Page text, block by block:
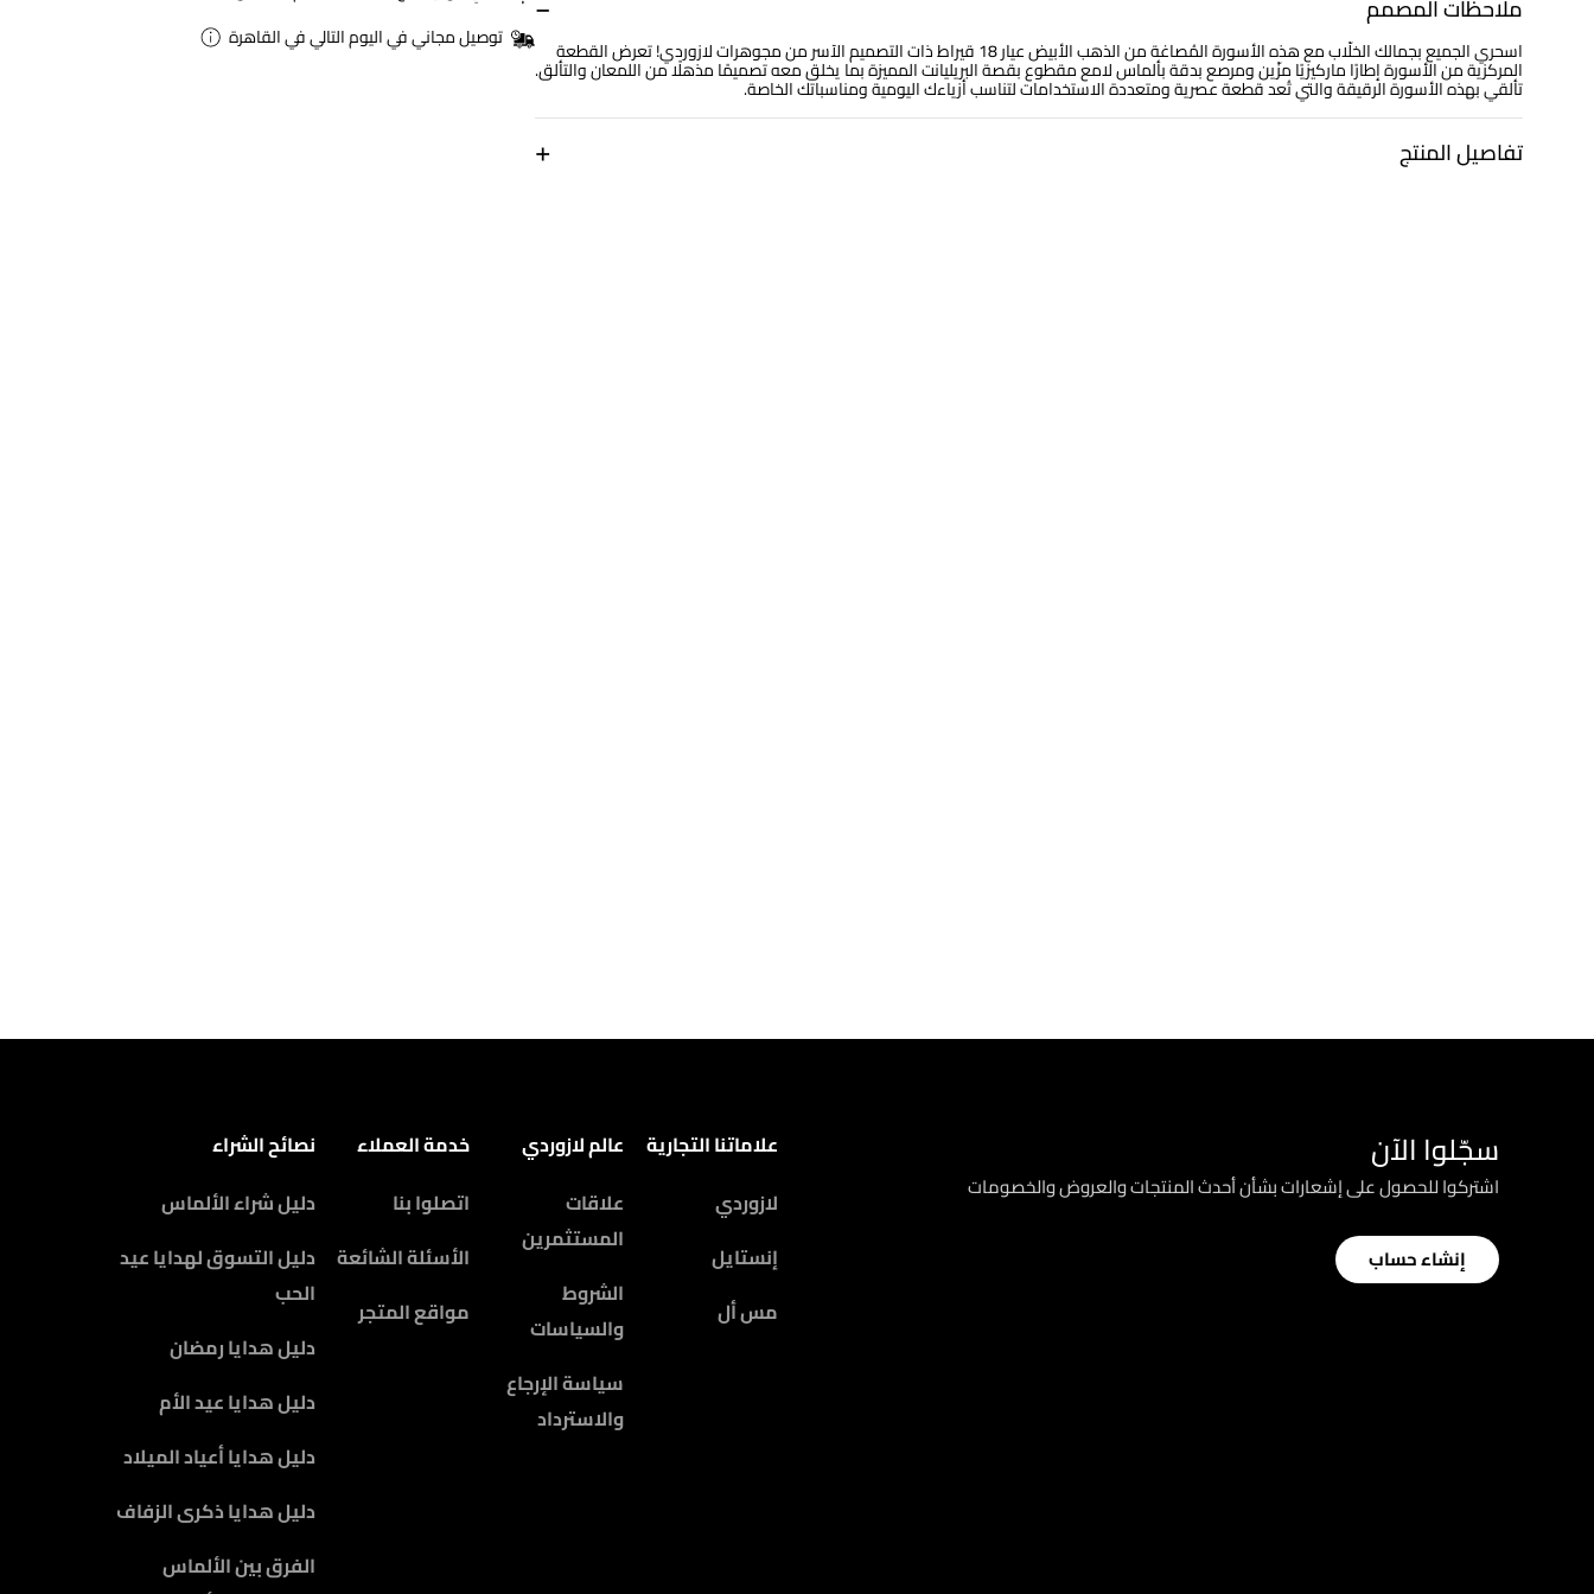
ملاحظات المصمم
اسحري الجميع بجمالك الخلّاب مع هذه الأسورة المُصاغة من الذهب الأبيض عيار 18 قيراط ذات التصميم الآسر من مجوهرات لازوردي! تعرض القطعة
المركزية من الأسورة إطارًا ماركيزيًا مزّين ومرصع بدقة بألماس لامع مقطوع بقصة البريليانت المميزة بما يخلق معه تصميمًا مذهلًا من اللمعان والتألق.
تألقي بهذه الأسورة الرقيقة والتي تُعد قطعة عصرية ومتعددة الاستخدامات لتناسب أزياءك اليومية ومناسباتك الخاصة.
تفاصيل المنتج +
توصيل مجاني في اليوم التالي في القاهرة
سجّلوا الآن
اشتركوا للحصول على إشعارات بشأن أحدث المنتجات والعروض والخصومات
إنشاء حساب
علاماتنا التجارية
لازوردي
إنستايل
مس أل
عالم لازوردي
علاقات
المستثمرين
الشروط
والسياسات
سياسة الإرجاع
والاسترداد
خدمة العملاء
اتصلوا بنا
الأسئلة الشائعة
مواقع المتجر
نصائح الشراء
دليل شراء الألماس
دليل التسوق لهدايا عيد
الحب
دليل هدايا رمضان
دليل هدايا عيد الأم
دليل هدايا أعياد الميلاد
دليل هدايا ذكرى الزفاف
الفرق بين الألماس